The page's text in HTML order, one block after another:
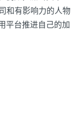
和有影响力的人物
平台推进自己的加